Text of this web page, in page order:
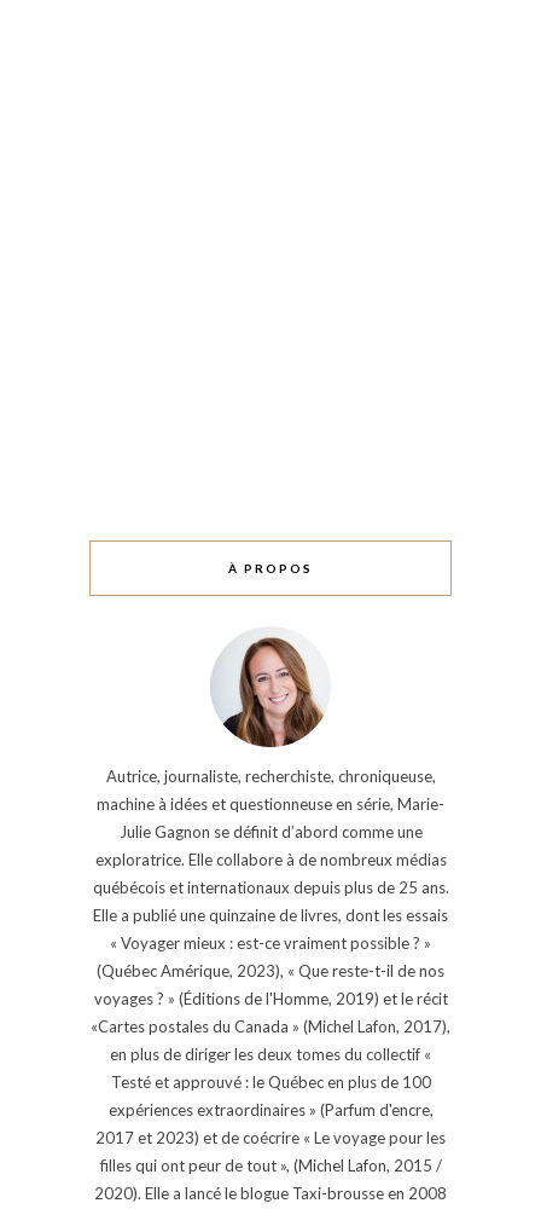
À PROPOS
Autrice, journaliste, recherchiste, chroniqueuse,
machine à idées et questionneuse en série, Marie-
Julie Gagnon se définit d’abord comme une
exploratrice. Elle collabore à de nombreux médias
québécois et internationaux depuis plus de 25 ans.
Elle a publié une quinzaine de livres, dont les essais
« Voyager mieux : est-ce vraiment possible ? »
(Québec Amérique, 2023), « Que reste-t-il de nos
voyages ? » (Éditions de l'Homme, 2019) et le récit
«Cartes postales du Canada » (Michel Lafon, 2017),
en plus de diriger les deux tomes du collectif «
Testé et approuvé : le Québec en plus de 100
expériences extraordinaires » (Parfum d'encre,
2017 et 2023) et de coécrire « Le voyage pour les
filles qui ont peur de tout », (Michel Lafon, 2015 /
2020). Elle a lancé le blogue Taxi-brousse en 2008